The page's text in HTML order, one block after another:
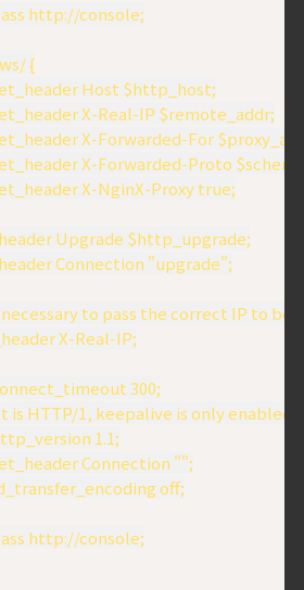
http://console;
ws/ {
Host $http_host;
X-Real-IP $remote_addr;
X-Forwarded-For
X-Forwarded-Proto
X-NginX-Proxy true;
Upgrade $http_upgrade;
Connection "upgrade";
is necessary to pass the correct IP to
X-Real-IP;
300;
is HTTP/1, keepalive is only
1.1;
Connection "";
off;
http://console;